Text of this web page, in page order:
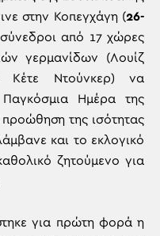
στην Κοπεγχάγη (26-
από 17 χώρες
γερμανίδων (Λουίζ
Κέτε Ντούνκερ) να
Ημέρα της
της ισότητας
και το εκλογικό
ζητούμενο για
για πρώτη φορά η